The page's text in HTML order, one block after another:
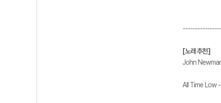
[노래 추천]
John
All Time Low